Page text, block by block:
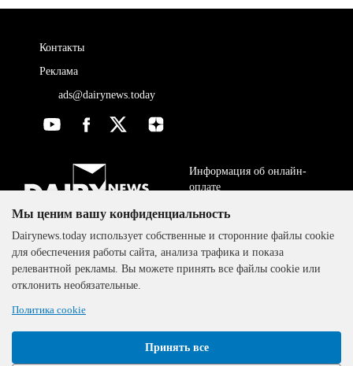
Контакты
Реклама
ads@dairynews.today
The DairyNews, все права
защищены, 2000-2024
Информация об онлайн-
оплате
ДОГОВОР-ОФЕРТА
Политика
конфиденциальности
Мы ценим вашу конфиденциальность
Dairynews.today использует собственные и сторонние файлы cookie
для обеспечения работы сайта, анализа трафика и показа
релевантной рекламы. Вы можете принять все файлы cookie или
отклонить необязательные.
Политика cookie
Принять все